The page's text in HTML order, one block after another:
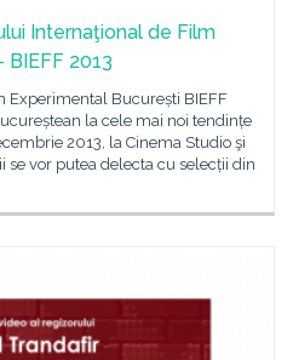
Internaţional de Film
2013
Experimental București BIEFF
la cele mai noi tendințe
2013, la Cinema Studio şi
se vor putea delecta cu selecții din